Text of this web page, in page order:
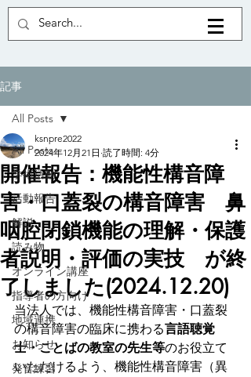
記事
All Posts
学術活動
活動報告
解説
読み物
オンライン講座
指導者の方向け
地域連携
お知らせ
発音練習
All Posts
開催報告：機能性構音障
害・口蓋裂の構音障害 鼻
咽腔閉鎖機能の理解・保護
者説明・評価の実技 が終
了しました(2024.12.20)
ksnpre2022
2024年12月21日 読了時間: 4分
当法人では、機能性構音障害・口蓋裂
の構音障害の臨床に携わる言語聴覚
士・ことばの教室の先生等のお役立て
いただけるよう、機能性構音障害（異